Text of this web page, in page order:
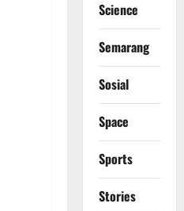
Science
Semarang
Sosial
Space
Sports
Stories